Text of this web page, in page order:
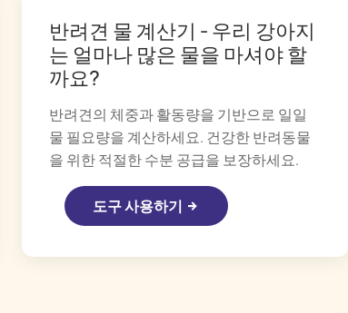
반려견 물 계산기 - 우리 강아지
는 얼마나 많은 물을 마셔야 할
까요?
반려견의 체중과 활동량을 기반으로 일일
물 필요량을 계산하세요. 건강한 반려동물
을 위한 적절한 수분 공급을 보장하세요.
도구 사용하기